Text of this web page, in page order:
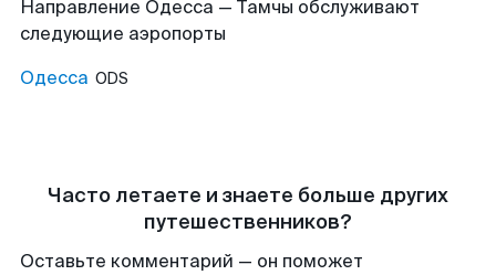
Направление Одесса — Тамчы обслуживают
следующие аэропорты
Одесса ODS
Часто летаете и знаете больше других
путешественников?
Оставьте комментарий — он поможет